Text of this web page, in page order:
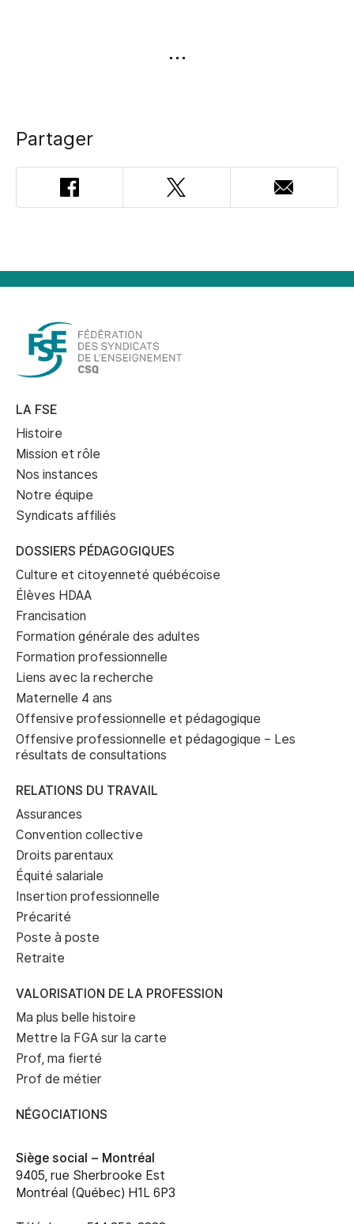
Partager
Facebook Twitter
Adresse
courriel
LA FSE
Histoire
Mission et rôle
Nos instances
Notre équipe
Syndicats affiliés
DOSSIERS PÉDAGOGIQUES
Culture et citoyenneté québécoise
Élèves HDAA
Francisation
Formation générale des adultes
Formation professionnelle
Liens avec la recherche
Maternelle 4 ans
Offensive professionnelle et pédagogique
Offensive professionnelle et pédagogique – Les
résultats de consultations
RELATIONS DU TRAVAIL
Assurances
Convention collective
Droits parentaux
Équité salariale
Insertion professionnelle
Précarité
Poste à poste
Retraite
VALORISATION DE LA PROFESSION
Ma plus belle histoire
Mettre la FGA sur la carte
Prof, ma fierté
Prof de métier
NÉGOCIATIONS
Siège social – Montréal
9405, rue Sherbrooke Est
Montréal (Québec) H1L 6P3